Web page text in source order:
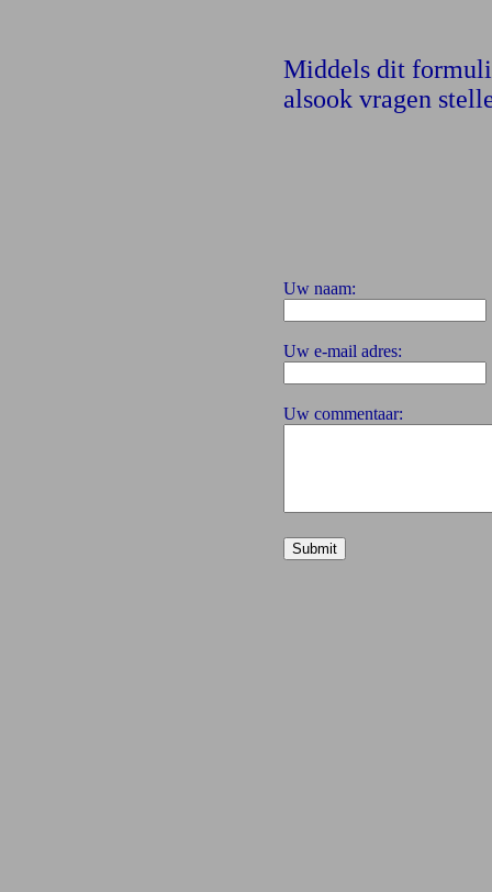
Middels dit
alsook vragen
Uw naam:
Uw e-mail adres:
Uw commentaar: